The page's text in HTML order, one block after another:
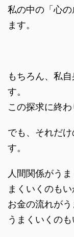
私の中の「心
ます。
もちろん、私
す。
この探求に終わ
でも、それだ
す。
人間関係がう
まくいくのもい
お金の流れが
うまくいくのも